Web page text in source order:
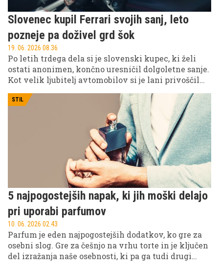
Slovenec kupil Ferrari svojih sanj, leto
pozneje pa doživel grd šok
19. 06. 2026 08.36
Po letih trdega dela si je slovenski kupec, ki želi
ostati anonimen, končno uresničil dolgoletne sanje.
Kot velik ljubitelj avtomobilov si je lani privoščil
avtomobilske navdušence predstavlja vrhunec
uspeha in izpolnitev mladostnih želja.
STIL
5 najpogostejših napak, ki jih moški delajo
pri uporabi parfumov
10. 06. 2026 02.43
Parfum je eden najpogostejših dodatkov, ko gre za
osebni slog. Gre za češnjo na vrhu torte in je ključen
del izražanja naše osebnosti, ki pa ga tudi drugi